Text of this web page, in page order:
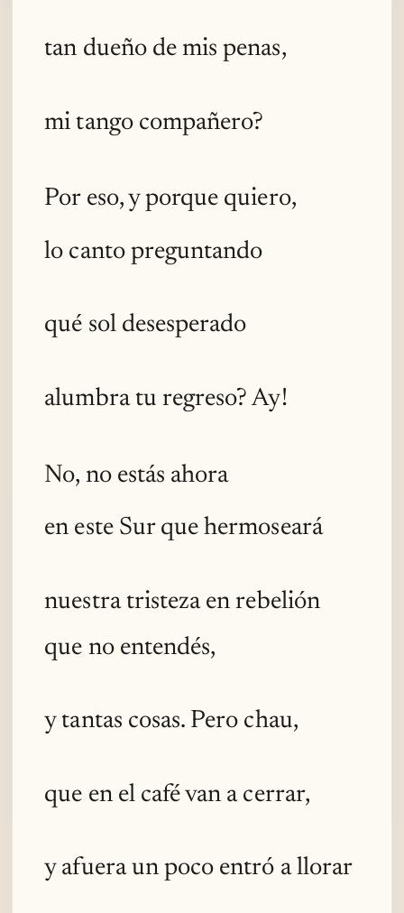
tan dueño de mis penas,
mi tango compañero?
Por eso, y porque quiero,
lo canto preguntando
qué sol desesperado
alumbra tu regreso? Ay!
No, no estás ahora
en este Sur que hermoseará
nuestra tristeza en rebelión
que no entendés,
y tantas cosas. Pero chau,
que en el café van a cerrar,
y afuera un poco entró a llorar